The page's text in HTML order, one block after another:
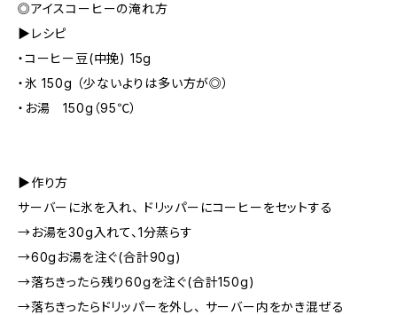
◎アイスコーヒーの淹れ方
▶︎レシピ
・コーヒー豆(中挽) 15g
・氷 150g （少ないよりは多い方が◎）
・お湯 150g（95℃）
▶︎作り方
サーバーに氷を入れ、 ドリッパーにコーヒーをセットする
→お湯を30g入れて、1分蒸らす
→60gお湯を注ぐ(合計90g)
→落ちきったら残り60gを注ぐ(合計150g)
→落ちきったらドリッパーを外し、 サーバー内をかき混ぜる